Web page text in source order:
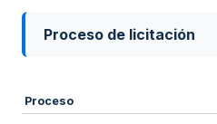
Proceso de licitación
Proceso